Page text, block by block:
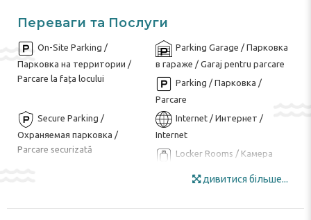
Переваги та Послуги
On-Site Parking /
Парковка на территории /
Parcare la fața locului
Parking Garage / Парковка
в гараже / Garaj pentru parcare
Parking / Парковка /
Parcare
Secure Parking /
Охраняемая парковка /
Parcare securizată
Internet / Интернет /
Internet
Locker Rooms / Камера
bagajelor
дивитися більше...